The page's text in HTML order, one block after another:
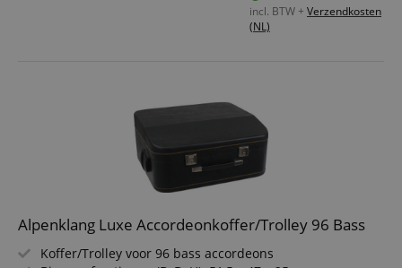
incl. BTW + Verzendkosten
(NL)
Alpenklang Luxe Accordeonkoffer/Trolley 96 Bass
Koffer/Trolley voor 96 bass accordeons